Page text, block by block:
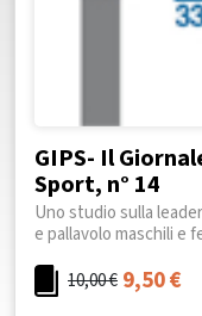
GIPS- Il
Sport, n° 14
Uno studio sulla
e pallavolo maschili e
10,00€ 9,50€